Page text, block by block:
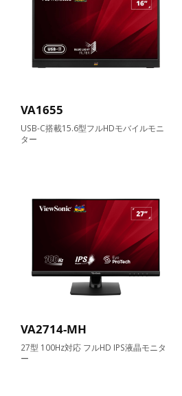
VA1655
USB-C搭載15.6型フルHDモバイルモニ
ター
VA2714-MH
27型 100Hz対応 フルHD IPS液晶モニタ
ー